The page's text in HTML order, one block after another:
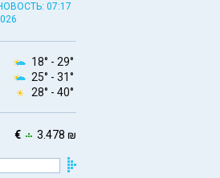
07:17
18° - 29°
25° - 31°
28° - 40°
€ 3.478 ₪